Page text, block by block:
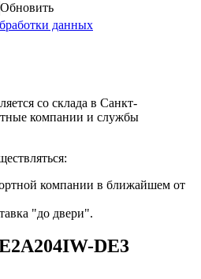
Обновить
данных
со склада в Санкт-
компании и службы
компании в ближайшем от
"до двери".
DE3